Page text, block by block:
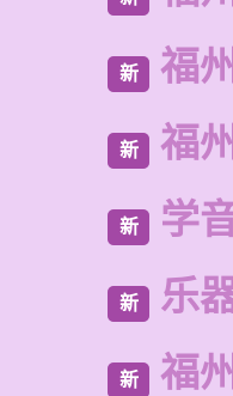
新 福
新 福
新 学
新 乐
新 福